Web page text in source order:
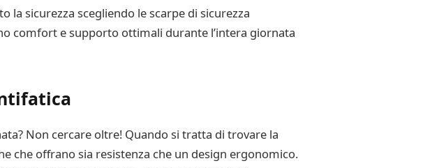
sicurezza scegliendo le scarpe di sicurezza
comfort e supporto ottimali durante l’intera giornata
Non cercare oltre! Quando si tratta di trovare la
che offrano sia resistenza che un design ergonomico.